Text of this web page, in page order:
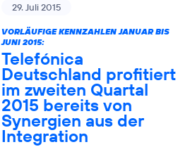
29. Juli 2015
VORLÄUFIGE KENNZAHLEN JANUAR BIS
JUNI 2015:
Telefónica
Deutschland profitiert
im zweiten Quartal
2015 bereits von
Synergien aus der
Integration